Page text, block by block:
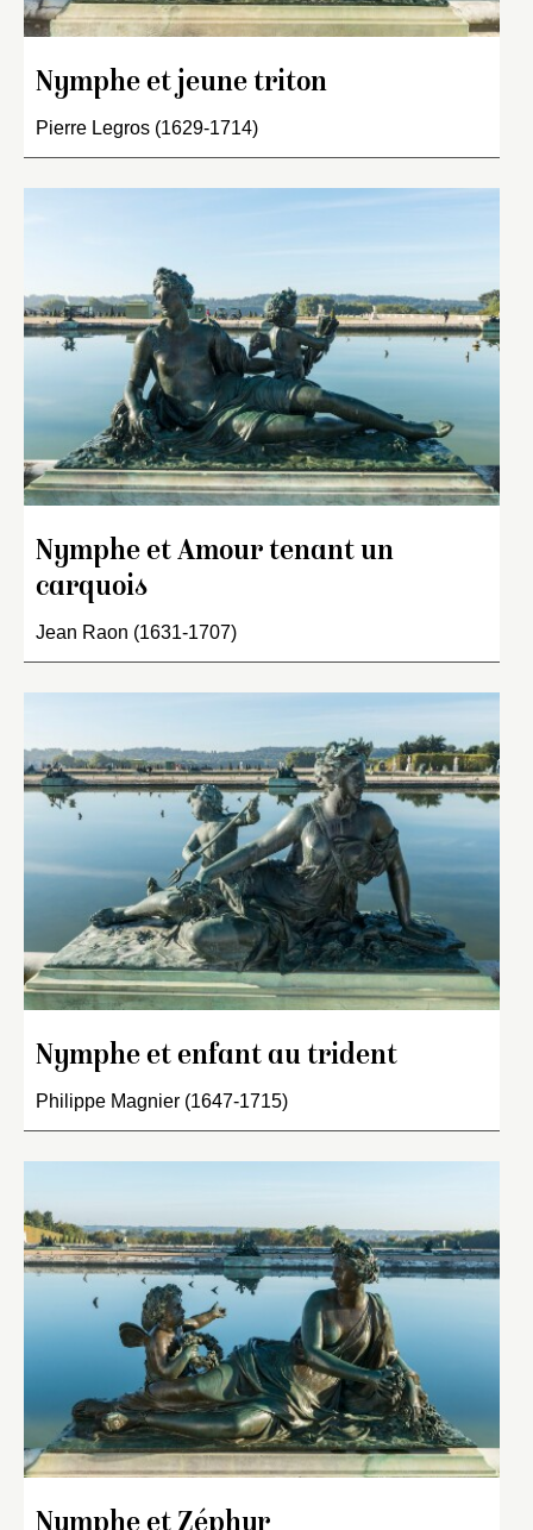
Nymphe et jeune triton
Pierre Legros (1629-1714)
Nymphe et Amour tenant un
carquois
Jean Raon (1631-1707)
Nymphe et enfant au trident
Philippe Magnier (1647-1715)